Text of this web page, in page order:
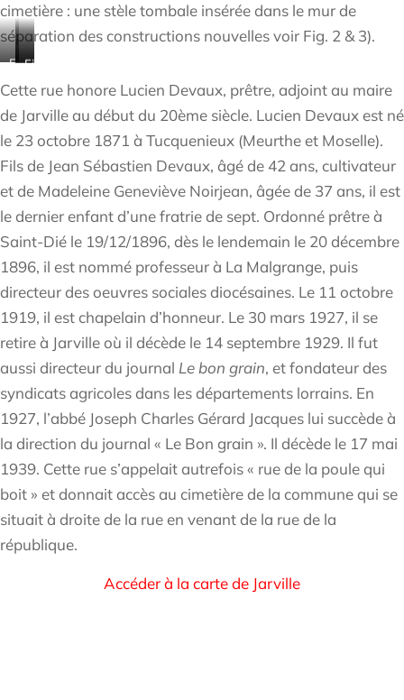
cimetière : une stèle tombale insérée dans le mur de
séparation des constructions nouvelles voir Fig. 2 & 3).
Fig.
1:
de
1893
montrant
position
de
l’ancien
à
droite
de
rue
de
l’Abbé
Devaux
Fig.
2:
avant
de
la
stèle,
Photo
E.
Geoffroy
Fig.
3:
arrière
de
la
stèle,
Photo
J.-
C.
Cette rue honore Lucien Devaux, prêtre, adjoint au maire
de Jarville au début du 20ème siècle. Lucien Devaux est né
le 23 octobre 1871 à Tucquenieux (Meurthe et Moselle).
Fils de Jean Sébastien Devaux, âgé de 42 ans, cultivateur
et de Madeleine Geneviève Noirjean, âgée de 37 ans, il est
le dernier enfant d’une fratrie de sept. Ordonné prêtre à
Saint-Dié le 19/12/1896, dès le lendemain le 20 décembre
1896, il est nommé professeur à La Malgrange, puis
directeur des oeuvres sociales diocésaines. Le 11 octobre
1919, il est chapelain d’honneur. Le 30 mars 1927, il se
retire à Jarville où il décède le 14 septembre 1929. Il fut
aussi directeur du journal Le bon grain, et fondateur des
syndicats agricoles dans les départements lorrains. En
1927, l’abbé Joseph Charles Gérard Jacques lui succède à
la direction du journal « Le Bon grain ». Il décède le 17 mai
1939. Cette rue s’appelait autrefois « rue de la poule qui
boit » et donnait accès au cimetière de la commune qui se
situait à droite de la rue en venant de la rue de la
république.
Accéder à la carte de Jarville